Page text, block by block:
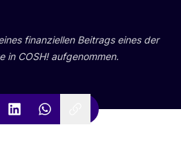
finan­zi­el­len Bei­trags eines der
in COSH! aufgenommen.